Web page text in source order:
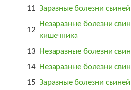
11 Заразные болезни
12
Незаразные болезни
кишечника
13
Незаразные болезни
14 Незаразные болезни
15 Заразные болезни